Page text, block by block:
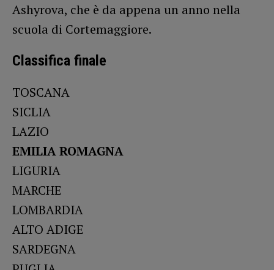
Ashyrova, che è da appena un anno nella
scuola di Cortemaggiore.
Classifica finale
TOSCANA
SICLIA
LAZIO
EMILIA ROMAGNA
LIGURIA
MARCHE
LOMBARDIA
ALTO ADIGE
SARDEGNA